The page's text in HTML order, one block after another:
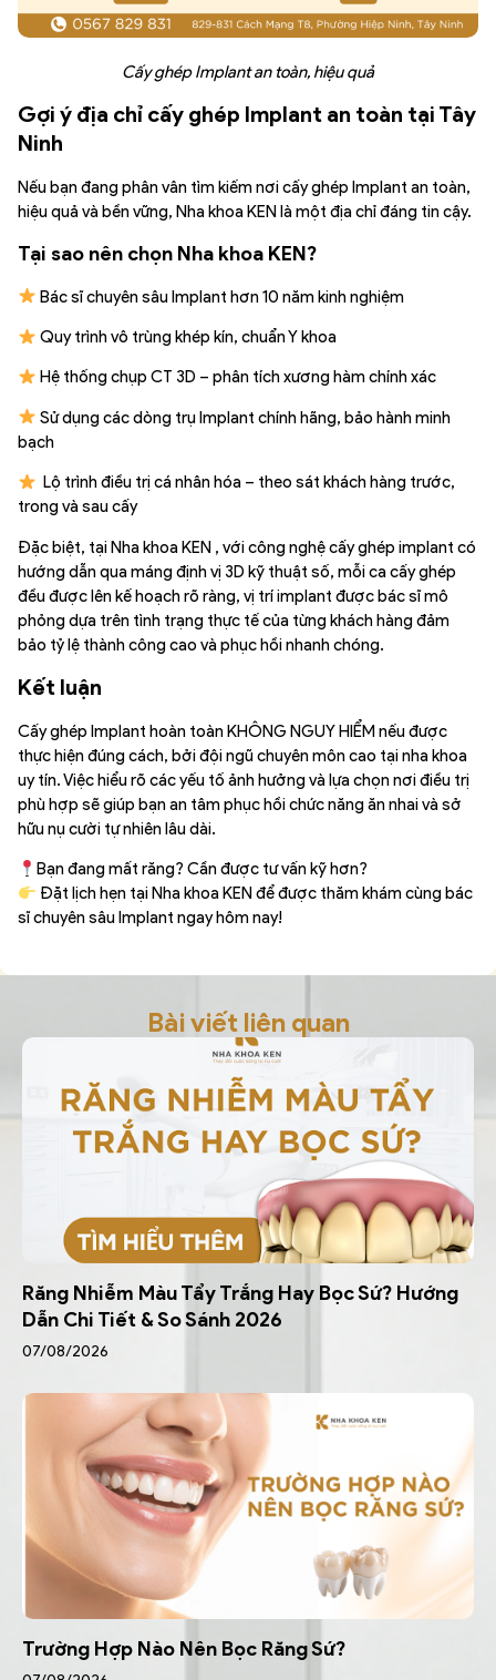
Cấy ghép Implant an toàn, hiệu quả
Gợi ý địa chỉ cấy ghép Implant an toàn tại Tây
Ninh
Nếu bạn đang phân vân tìm kiếm nơi cấy ghép Implant an toàn,
hiệu quả và bền vững, Nha khoa KEN là một địa chỉ đáng tin cậy.
Tại sao nên chọn Nha khoa KEN?
Bác sĩ chuyên sâu Implant hơn 10 năm kinh nghiệm
Quy trình vô trùng khép kín, chuẩn Y khoa
Hệ thống chụp CT 3D – phân tích xương hàm chính xác
Sử dụng các dòng trụ Implant chính hãng, bảo hành minh
bạch
Lộ trình điều trị cá nhân hóa – theo sát khách hàng trước,
trong và sau cấy
Đặc biệt, tại Nha khoa KEN , với công nghệ cấy ghép implant có
hướng dẫn qua máng định vị 3D kỹ thuật số, mỗi ca cấy ghép
đều được lên kế hoạch rõ ràng, vị trí implant được bác sĩ mô
phỏng dựa trên tình trạng thực tế của từng khách hàng đảm
bảo tỷ lệ thành công cao và phục hồi nhanh chóng.
Kết luận
Cấy ghép Implant hoàn toàn KHÔNG NGUY HIỂM nếu được
thực hiện đúng cách, bởi đội ngũ chuyên môn cao tại nha khoa
uy tín. Việc hiểu rõ các yếu tố ảnh hưởng và lựa chọn nơi điều trị
phù hợp sẽ giúp bạn an tâm phục hồi chức năng ăn nhai và sở
hữu nụ cười tự nhiên lâu dài.
Bạn đang mất răng? Cần được tư vấn kỹ hơn?
Đặt lịch hẹn tại Nha khoa KEN để được thăm khám cùng bác
sĩ chuyên sâu Implant ngay hôm nay!
Bài viết liên quan
Răng Nhiễm Màu Tẩy Trắng Hay Bọc Sứ? Hướng
Dẫn Chi Tiết & So Sánh 2026
07/08/2026
Trường Hợp Nào Nên Bọc Răng Sứ?